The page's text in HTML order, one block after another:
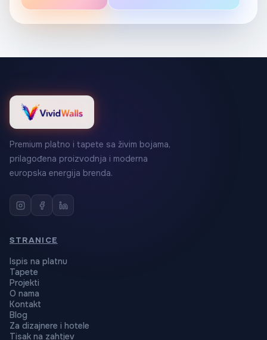
Premium platno i tapete sa živim bojama,
prilagođena proizvodnja i moderna
europska energija brenda.
STRANICE
Ispis na platnu
Tapete
Projekti
O nama
Kontakt
Blog
Za dizajnere i hotele
Tisak na zahtjev